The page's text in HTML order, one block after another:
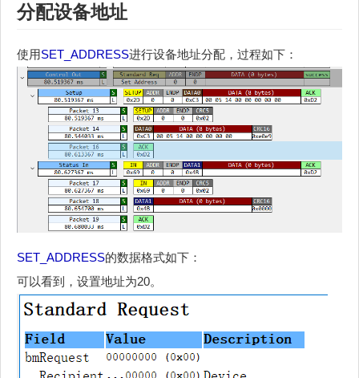
分配设备地址
使用SET_ADDRESS进行设备地址分配，过程如下：
SET_ADDRESS的数据格式如下：
可以看到，设置地址为20。